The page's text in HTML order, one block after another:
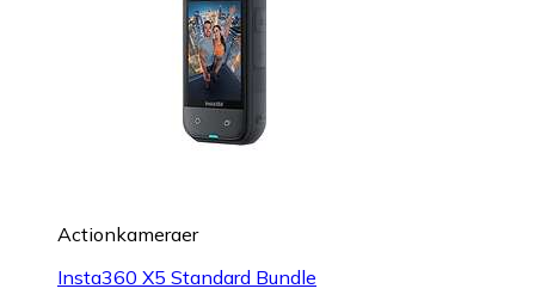
Actionkameraer
Insta360 X5 Standard Bundle